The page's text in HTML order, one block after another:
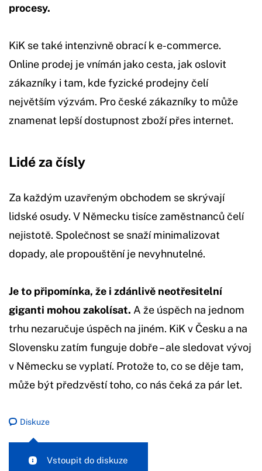
procesy.
KiK se také intenzivně obrací k e-commerce.
Online prodej je vnímán jako cesta, jak oslovit
zákazníky i tam, kde fyzické prodejny čelí
největším výzvám. Pro české zákazníky to může
znamenat lepší dostupnost zboží přes internet.
Lidé za čísly
Za každým uzavřeným obchodem se skrývají
lidské osudy. V Německu tisíce zaměstnanců čelí
nejistotě. Společnost se snaží minimalizovat
dopady, ale propouštění je nevyhnutelné.
Je to připomínka, že i zdánlivě neotřesitelní
giganti mohou zakolísat. A že úspěch na jednom
trhu nezaručuje úspěch na jiném. KiK v Česku a na
Slovensku zatím funguje dobře – ale sledovat vývoj
v Německu se vyplatí. Protože to, co se děje tam,
může být předzvěstí toho, co nás čeká za pár let.
Diskuze
Vstoupit do diskuze